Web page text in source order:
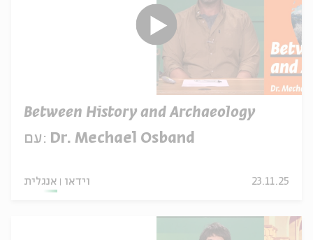
Between History and Archaeology
עם: Dr. Mechael Osband
אנגלית וידאו 23.11.25